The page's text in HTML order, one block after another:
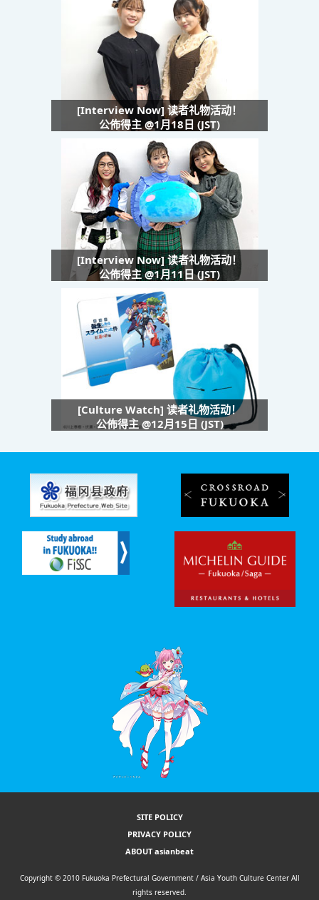
[Interview Now] 读者礼物活动！
公佈得主 @1月18日 (JST)
[Interview Now] 读者礼物活动！
公佈得主 @1月11日 (JST)
[Culture Watch] 读者礼物活动！
公佈得主 @12月15日 (JST)
SITE POLICY
PRIVACY POLICY
ABOUT asianbeat
Copyright © 2010 Fukuoka Prefectural Government / Asia Youth Culture Center All
rights reserved.